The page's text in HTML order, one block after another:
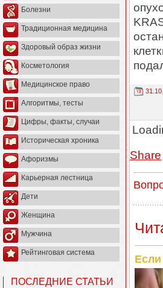
Болезни
Традиционная медицина
Здоровый образ жизни
Косметология
Медицинское право
Алгоритмы, тесты
Цифры, факты, случаи
Историческая хроника
Афоризмы
Карьерная лестница
Дети
Женщина
Мужчина
Рейтинговая система
ПОСЛЕДНИЕ СТАТЬИ
Share